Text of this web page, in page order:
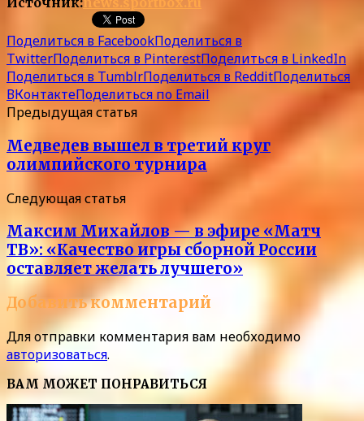
Поделиться в FacebookПоделиться в
TwitterПоделиться в PinterestПоделиться в LinkedIn
Поделиться в TumblrПоделиться в RedditПоделиться
ВКонтактеПоделиться по Email
Предыдущая статья
Медведев вышел в третий круг
олимпийского турнира
Следующая статья
Максим Михайлов — в эфире «Матч
ТВ»: «Качество игры сборной России
оставляет желать лучшего»
Добавить комментарий
Для отправки комментария вам необходимо
авторизоваться.
ВАМ МОЖЕТ ПОНРАВИТЬСЯ